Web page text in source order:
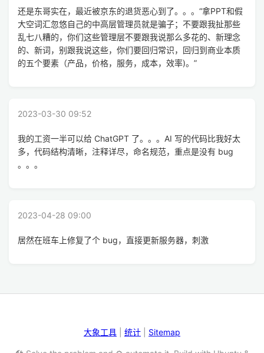
还是东哥实在，最近被京东的退货恶心到了。。。“拿PPT和假
大空词汇忽悠自己的中高层管理员就是骗子；不要跟我扯那些
乱七八糟的，你们这些管理层不要跟我说那么多花的、新理念
的、新词，别跟我说这些，你们要回归常识，回归到商业本质
的五个要素（产品，价格，服务，成本，效率)。”
2023-03-30 09:52
我的工资一半可以给 ChatGPT 了。。。AI 写的代码比我好太
多，代码结构清晰，注释详尽，命名规范，重点是没有 bug
。。。
2023-04-28 09:00
居然在班车上修复了个 bug，直接更新服务器，刺激
大象工具 统计 Sitemap